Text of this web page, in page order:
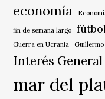
economía
fin de semana largo
Guerra en Ucrania
Interés General
mar del